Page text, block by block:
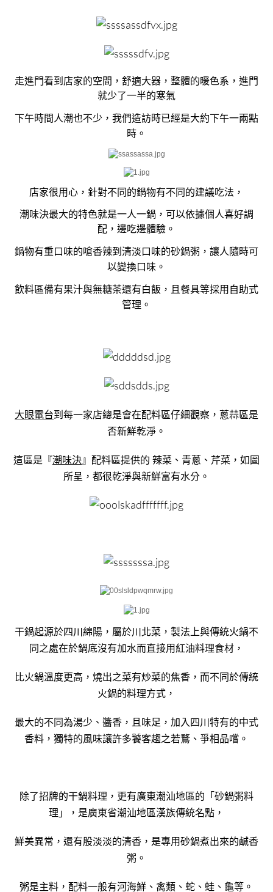
走進門看到店家的空間，舒適大器，整體的暖色系，進門
就少了一半的寒氣
下午時間人潮也不少，我們造訪時已經是大約下午一兩點
時。
店家很用心，針對不同的鍋物有不同的建議吃法，
潮味決最大的特色就是一人一鍋，可以依據個人喜好調
配，邊吃邊體驗。
鍋物有重口味的嗆香辣到清淡口味的砂鍋粥，讓人隨時可
以變換口味。
飲料區備有果汁與無糖茶還有白飯，且餐具等採用自助式
管理。
大眼電台到每一家店總是會在配料區仔細觀察，蔥蒜區是
否新鮮乾淨。
這區是『潮味決』配料區提供的 辣菜、青蔥、芹菜，如圖
所呈，都很乾淨與新鮮富有水分。
干鍋起源於四川綿陽，屬於川北菜，製法上與傳統火鍋不
同之處在於鍋底沒有加水而直接用紅油料理食材，
比火鍋溫度更高，燒出之菜有炒菜的焦香，而不同於傳統
火鍋的料理方式，
最大的不同為湯少、醬香，且味足，加入四川特有的中式
香料，獨特的風味讓許多饕客趨之若鶩、爭相品嚐。
除了招牌的干鍋料理，更有廣東潮汕地區的「砂鍋粥料
理」，是廣東省潮汕地區漢族傳統名點，
鮮美異常，還有股淡淡的清香，是專用砂鍋煮出來的鹹香
粥。
粥是主料，配料一般有河海鮮、禽類、蛇、蛙、龜等。